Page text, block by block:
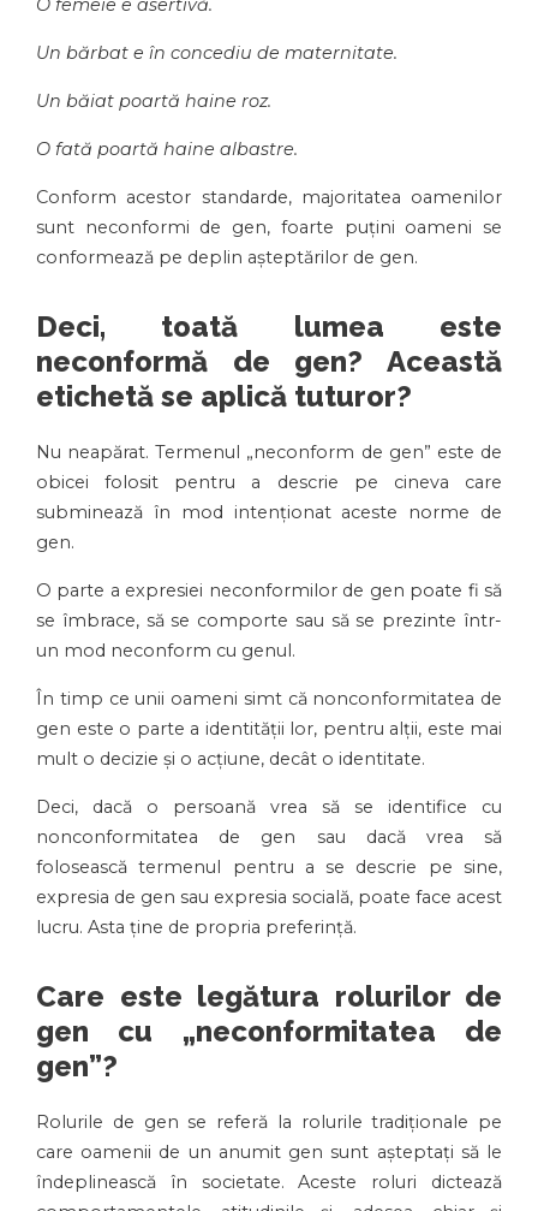
O femeie e asertivă.
Un bărbat e în concediu de maternitate.
Un băiat poartă haine roz.
O fată poartă haine albastre.
Conform acestor standarde, majoritatea oamenilor
sunt neconformi de gen, foarte puțini oameni se
conformează pe deplin așteptărilor de gen.
Deci, toată lumea este
neconformă de gen? Această
etichetă se aplică tuturor?
Nu neapărat. Termenul „neconform de gen” este de
obicei folosit pentru a descrie pe cineva care
subminează în mod intenționat aceste norme de
gen.
O parte a expresiei neconformilor de gen poate fi să
se îmbrace, să se comporte sau să se prezinte într-
un mod neconform cu genul.
În timp ce unii oameni simt că nonconformitatea de
gen este o parte a identității lor, pentru alții, este mai
mult o decizie și o acțiune, decât o identitate.
Deci, dacă o persoană vrea să se identifice cu
nonconformitatea de gen sau dacă vrea să
folosească termenul pentru a se descrie pe sine,
expresia de gen sau expresia socială, poate face acest
lucru. Asta ține de propria preferință.
Care este legătura rolurilor de
gen cu „neconformitatea de
gen”?
Rolurile de gen se referă la rolurile tradiționale pe
care oamenii de un anumit gen sunt așteptați să le
îndeplinească în societate. Aceste roluri dictează